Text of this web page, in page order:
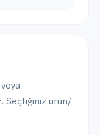
Seçtiğiniz ürün/